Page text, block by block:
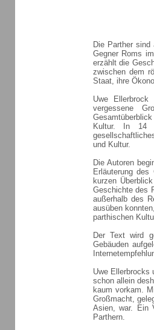
Die Parther
Gegner Roms
erzählt die
zwischen dem
Staat, ihre
Uwe
vergessene
Kultur. In 14
und Kultur.
Die Autoren
Erläuterung
kurzen
Geschichte des
außerhalb des
ausüben
parthischen
Der Text wird
Gebäuden
Uwe Ellerbrocks
schon allein
kaum vorkam.
Großmacht,
Asien, war. Ein
Parthern.